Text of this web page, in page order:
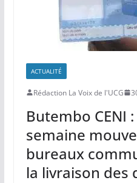
ACTUALITÉ
Rédaction La Voix de l'UCG
Butembo CENI
semaine
bureaux
la livraison des